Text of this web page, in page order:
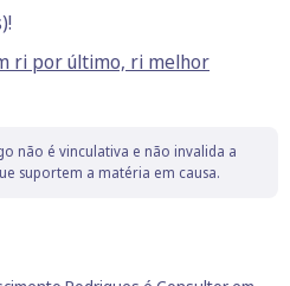
ri por último, ri melhor
não é vinculativa e não invalida a
suportem a matéria em causa.